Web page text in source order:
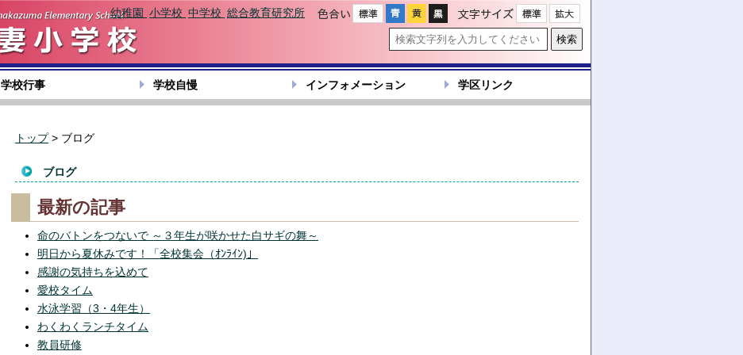
色合い 文字サイズ
幼稚園 小学校 中学校 総合教育研究所
学校行事 学校自慢 インフォメーション 学区リンク
トップ> ブログ
ブログ
最新の記事
命のバトンをつないで ～３年生が咲かせた白サギの舞～
明日から夏休みです！「全校集会（ｵﾝﾗｲﾝ)」
感謝の気持ちを込めて
愛校タイム
水泳学習（3・4年生）
わくわくランチタイム
教員研修